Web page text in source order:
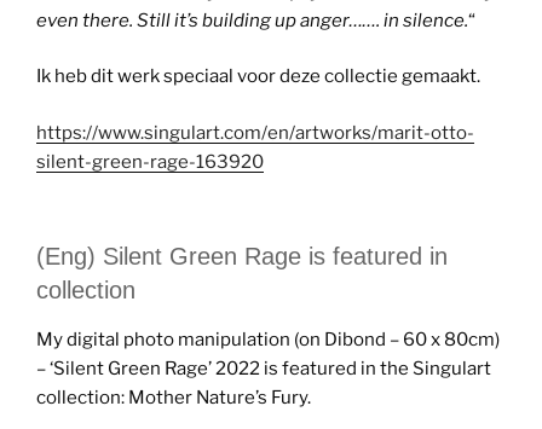
even there. Still it’s building up anger……. in silence.“
Ik heb dit werk speciaal voor deze collectie gemaakt.
https://www.singulart.com/en/artworks/marit-otto-
silent-green-rage-163920
(Eng) Silent Green Rage is featured in
collection
My digital photo manipulation (on Dibond – 60 x 80cm)
– ‘Silent Green Rage’ 2022 is featured in the Singulart
collection: Mother Nature’s Fury.